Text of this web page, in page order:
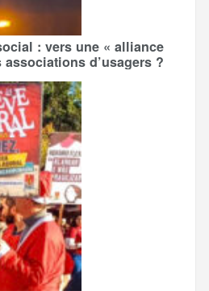
: vers une « alliance
d’usagers ?